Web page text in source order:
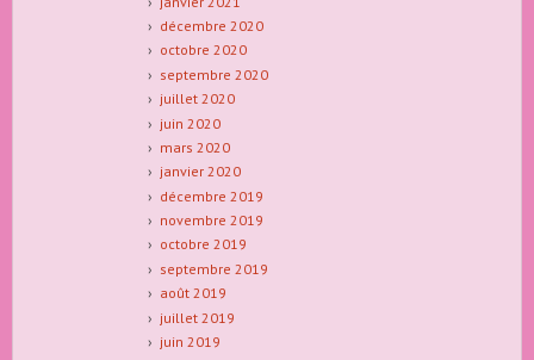
décembre 2020
octobre 2020
septembre 2020
juillet 2020
juin 2020
mars 2020
janvier 2020
décembre 2019
novembre 2019
octobre 2019
septembre 2019
août 2019
juillet 2019
juin 2019